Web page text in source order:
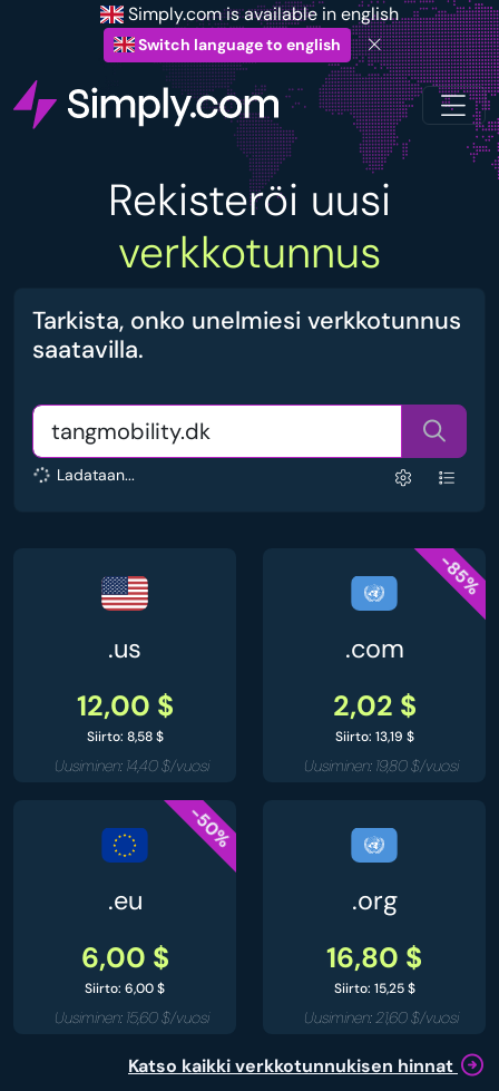
Simply.com is available in english
Switch language to english
Rekisteröi uusi
verkkotunnus
Tarkista, onko unelmiesi verkkotunnus
saatavilla.
Ladataan...
.us
12,00 $
Siirto: 8,58 $
Uusiminen: 14,40 $/vuosi
-85%
.com
2,02 $
Siirto: 13,19 $
Uusiminen: 19,80 $/vuosi
-50%
.eu
6,00 $
Siirto: 6,00 $
Uusiminen: 15,60 $/vuosi
.org
16,80 $
Siirto: 15,25 $
Uusiminen: 21,60 $/vuosi
Katso kaikki verkkotunnukisen hinnat